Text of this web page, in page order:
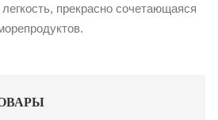
прекрасно сочетающаяся